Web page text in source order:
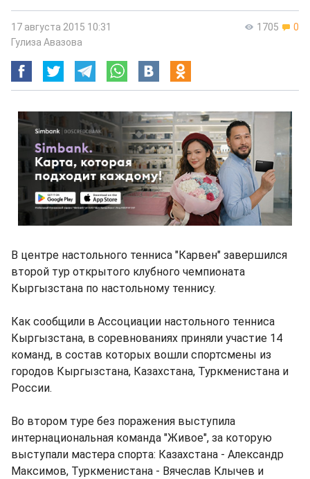
1705 0
17 августа 2015 10:31
Гулиза Авазова
В центре настольного тенниса "Карвен" завершился
второй тур открытого клубного чемпионата
Кыргызстана по настольному теннису.
Как сообщили в Ассоциации настольного тенниса
Кыргызстана, в соревнованиях приняли участие 14
команд, в состав которых вошли спортсмены из
городов Кыргызстана, Казахстана, Туркменистана и
России.
Во втором туре без поражения выступила
интернациональная команда "Живое", за которую
выступали мастера спорта: Казахстана - Александр
Максимов, Туркменистана - Вячеслав Клычев и